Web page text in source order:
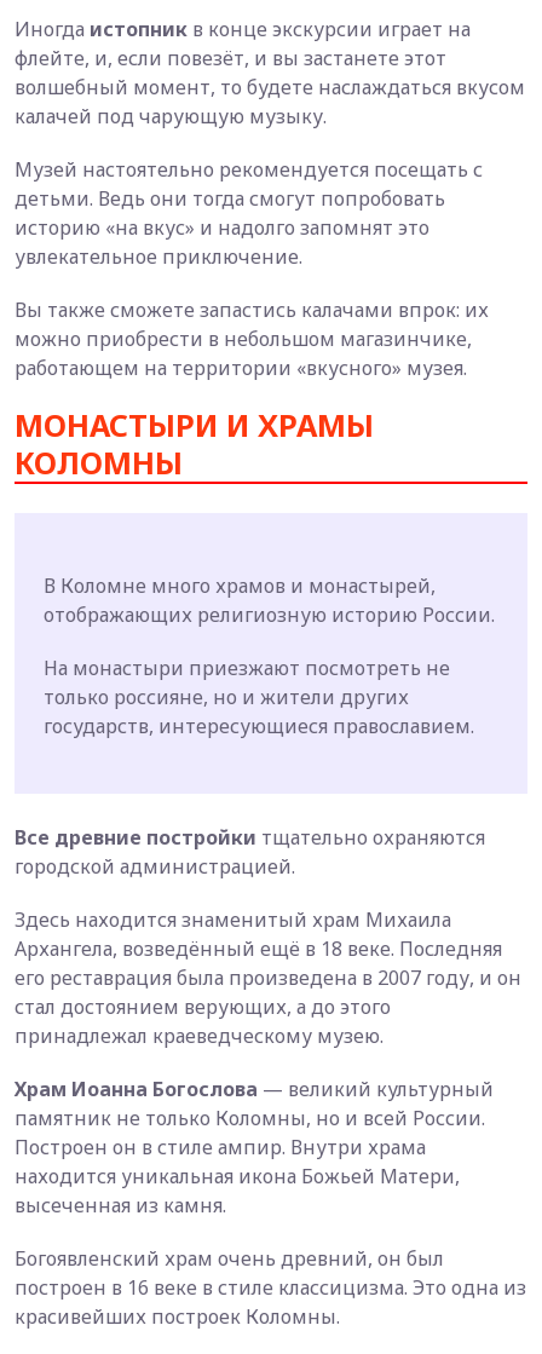
Иногда истопник в конце экскурсии играет на
флейте, и, если повезёт, и вы застанете этот
волшебный момент, то будете наслаждаться вкусом
калачей под чарующую музыку.
Музей настоятельно рекомендуется посещать с
детьми. Ведь они тогда смогут попробовать
историю «на вкус» и надолго запомнят это
увлекательное приключение.
Вы также сможете запастись калачами впрок: их
можно приобрести в небольшом магазинчике,
работающем на территории «вкусного» музея.
МОНАСТЫРИ И ХРАМЫ
КОЛОМНЫ
В Коломне много храмов и монастырей,
отображающих религиозную историю России.
На монастыри приезжают посмотреть не
только россияне, но и жители других
государств, интересующиеся православием.
Все древние постройки тщательно охраняются
городской администрацией.
Здесь находится знаменитый храм Михаила
Архангела, возведённый ещё в 18 веке. Последняя
его реставрация была произведена в 2007 году, и он
стал достоянием верующих, а до этого
принадлежал краеведческому музею.
Храм Иоанна Богослова — великий культурный
памятник не только Коломны, но и всей России.
Построен он в стиле ампир. Внутри храма
находится уникальная икона Божьей Матери,
высеченная из камня.
Богоявленский храм очень древний, он был
построен в 16 веке в стиле классицизма. Это одна из
красивейших построек Коломны.